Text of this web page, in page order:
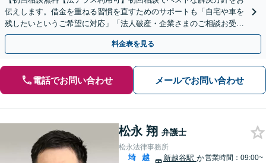
伝えします。借金を重ねる習慣を直すためのサポートも「自宅や車を
残したいというご希望に対応」「法人破産・企業さまのご相談お受け
します」
料金表を見る
電話でお問い合わせ メールでお問い合わせ
松永 翔 弁護士
松永法律事務所
埼
越
新越谷駅 か営業時間：09:00~